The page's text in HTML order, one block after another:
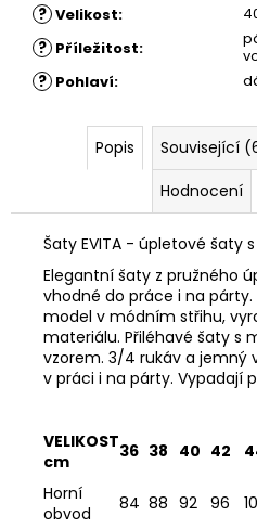
? Velikost:
? Příležitost:
? Pohlaví:
Popis Související
Hodnocení
Šaty EVITA - úpletové šaty
Elegantní šaty z pružného
vhodné do práce i na párty.
model v módním střihu,
materiálu. Přiléhavé šaty s
vzorem. 3/4 rukáv a jemný
v práci i na párty. Vypadají
VELIKOST
cm
36 38 40 42
Horní
obvod
84 88 92 96
320
Kč
Původně: